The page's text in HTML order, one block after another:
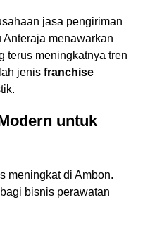
jasa pengiriman
Anteraja menawarkan
terus meningkatnya tren
jenis franchise
untuk
meningkat di Ambon.
bisnis perawatan